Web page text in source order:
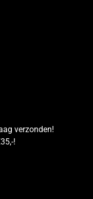
verzonden!
!